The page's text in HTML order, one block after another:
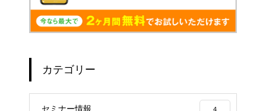
カテゴリー
セミナー情報 4